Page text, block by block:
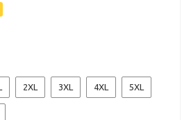
2XL 3XL 4XL 5XL